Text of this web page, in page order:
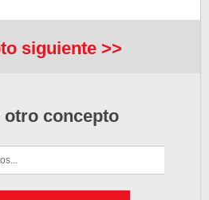
siguiente >>
otro concepto